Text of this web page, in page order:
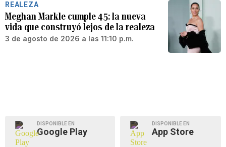
REALEZA
Meghan Markle cumple 45: la nueva
vida que construyó lejos de la realeza
3 de agosto de 2026 a las 11:10 p.m.
DISPONIBLE EN
Google Play
DISPONIBLE EN
App Store